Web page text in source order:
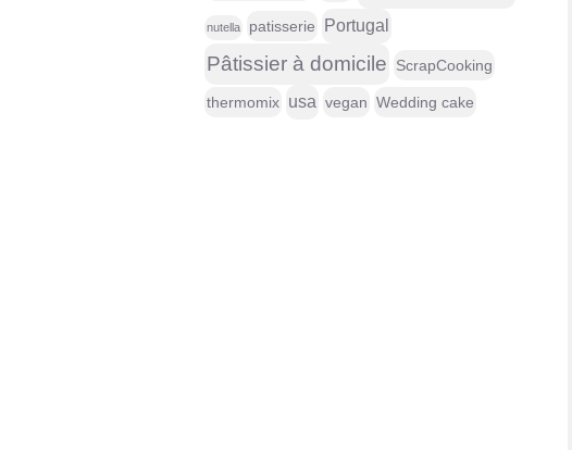
nutella patisserie Portugal
Pâtissier à domicile ScrapCooking
thermomix usa vegan Wedding cake